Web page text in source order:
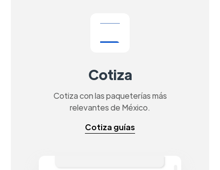
Cotiza
Cotiza con las paqueterías más
relevantes de México.
Cotiza guías